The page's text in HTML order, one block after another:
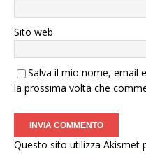
Sito web
Salva il mio nome, email
la prossima volta che
Questo sito utilizza Akismet